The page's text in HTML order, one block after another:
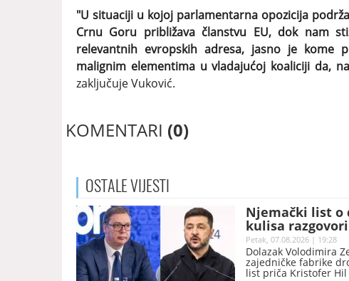
"U situaciji u kojoj parlamentarna opozicija
Crnu Goru približava članstvu EU, dok nam
relevantnih evropskih adresa, jasno je kome
malignim elementima u vladajućoj koaliciji da,
zaključuje Vuković.
KOMENTARI (0)
OSTALEVIJESTI
Njemački list o
kulisa
Petak, 07.08.2026 | 19:28
Dolazak Volodimira
zajedničke fabrike
list priča Kristofer